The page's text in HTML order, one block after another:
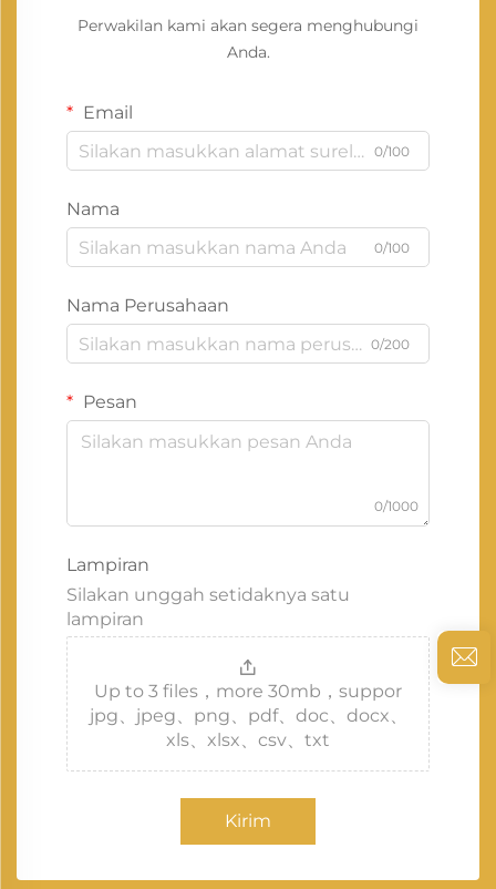
Perwakilan kami akan segera menghubungi
Anda.
Email
0/100
Nama
0/100
Nama Perusahaan
0/200
Pesan
0/1000
Lampiran
Silakan unggah setidaknya satu
lampiran
Up to 3 files，more 30mb，suppor
jpg、jpeg、png、pdf、doc、docx、
xls、xlsx、csv、txt
Kirim